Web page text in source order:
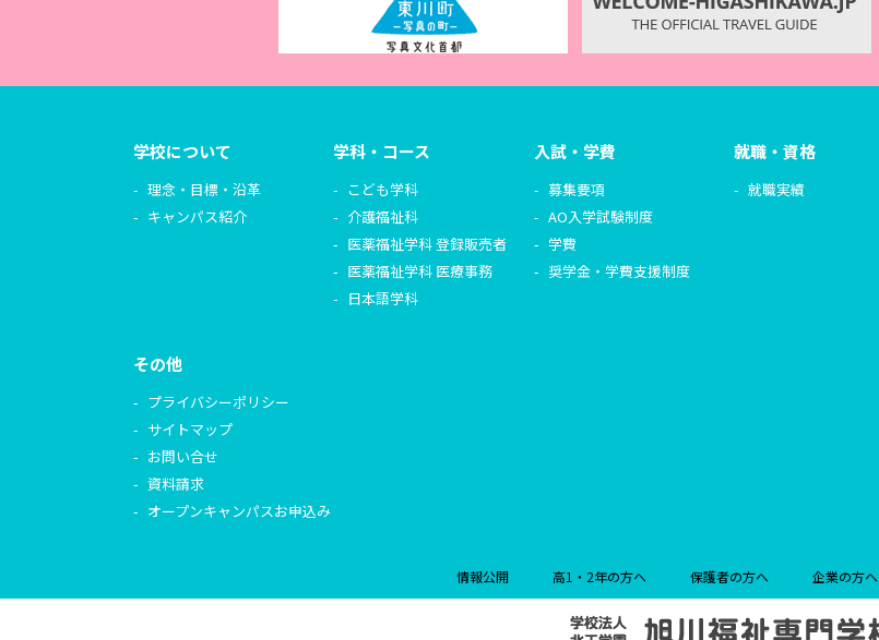
学校について
理念・目標・沿革
キャンパス紹介
学科・コース
こども学科
介護福祉科
医薬福祉学科 登録販売者
医薬福祉学科 医療事務
日本語学科
入試・学費
募集要項
AO入学試験制度
学費
奨学金・学費支援制度
就職・資格
就職実績
その他
プライバシーポリシー
サイトマップ
お問い合せ
資料請求
オープンキャンパスお申込み
情報公開 高1・2年の方へ 保護者の方へ 企業の方へ